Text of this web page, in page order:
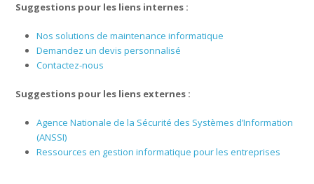
Suggestions pour les liens internes :
Nos solutions de maintenance informatique
Demandez un devis personnalisé
Contactez-nous
Suggestions pour les liens externes :
Agence Nationale de la Sécurité des Systèmes d’Information
(ANSSI)
Ressources en gestion informatique pour les entreprises